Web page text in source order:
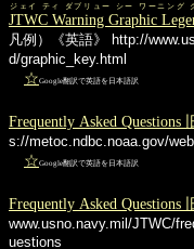
JTWC Warning Graphic
ジェイ ティ ダブリュー シー ワーニング
凡例）《英語》
http://
d/graphic_key.html
☆Google翻訳で英語を日本語訳
Frequently Asked Questions
s://metoc.ndbc.noaa.gov/
☆Google翻訳で英語を日本語訳
Frequently Asked Questions
www.usno.navy.mil/JTWC/
uestions